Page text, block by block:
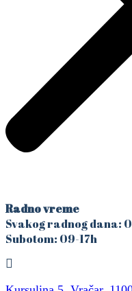
Radno vreme
Svakog radnog dana:
Subotom: 09-17h